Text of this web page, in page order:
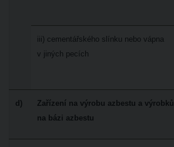
iii) cementářského slínku nebo vápna
v jiných pecích
d)
Zařízení na výrobu azbestu a výrobků
na bázi azbestu